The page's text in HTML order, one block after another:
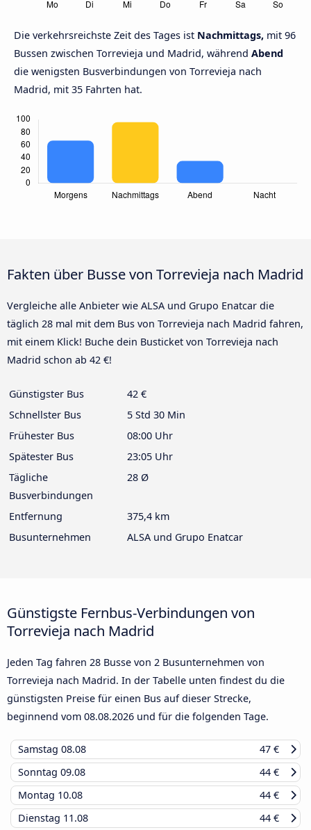
Die verkehrsreichste Zeit des Tages ist Nachmittags, mit 96
Bussen zwischen Torrevieja und Madrid, während Abend
die wenigsten Busverbindungen von Torrevieja nach
Madrid, mit 35 Fahrten hat.
Fakten über Busse von Torrevieja nach Madrid
Vergleiche alle Anbieter wie ALSA und Grupo Enatcar die
täglich 28 mal mit dem Bus von Torrevieja nach Madrid fahren,
mit einem Klick! Buche dein Busticket von Torrevieja nach
Madrid schon ab 42 €!
Günstigster Bus
42 €
Schnellster Bus
5 Std 30 Min
Frühester Bus
08:00 Uhr
Spätester Bus
23:05 Uhr
Tägliche
Busverbindungen
28 Ø
Entfernung
375,4 km
Busunternehmen
ALSA und Grupo Enatcar
Günstigste Fernbus-Verbindungen von
Torrevieja nach Madrid
Jeden Tag fahren 28 Busse von 2 Busunternehmen von
Torrevieja nach Madrid. In der Tabelle unten findest du die
günstigsten Preise für einen Bus auf dieser Strecke,
beginnend vom 08.08.2026 und für die folgenden Tage.
Samstag 08.08
47 €
Sonntag 09.08
44 €
Montag 10.08
44 €
Dienstag 11.08
44 €